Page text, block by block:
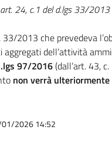
24, c.1 del d.lgs 33/2013
33/2013 che prevedeva
aggregati dell’attività
97/2016(dall’art. 43,
non verrà ulteriormente
01/2026 14:52